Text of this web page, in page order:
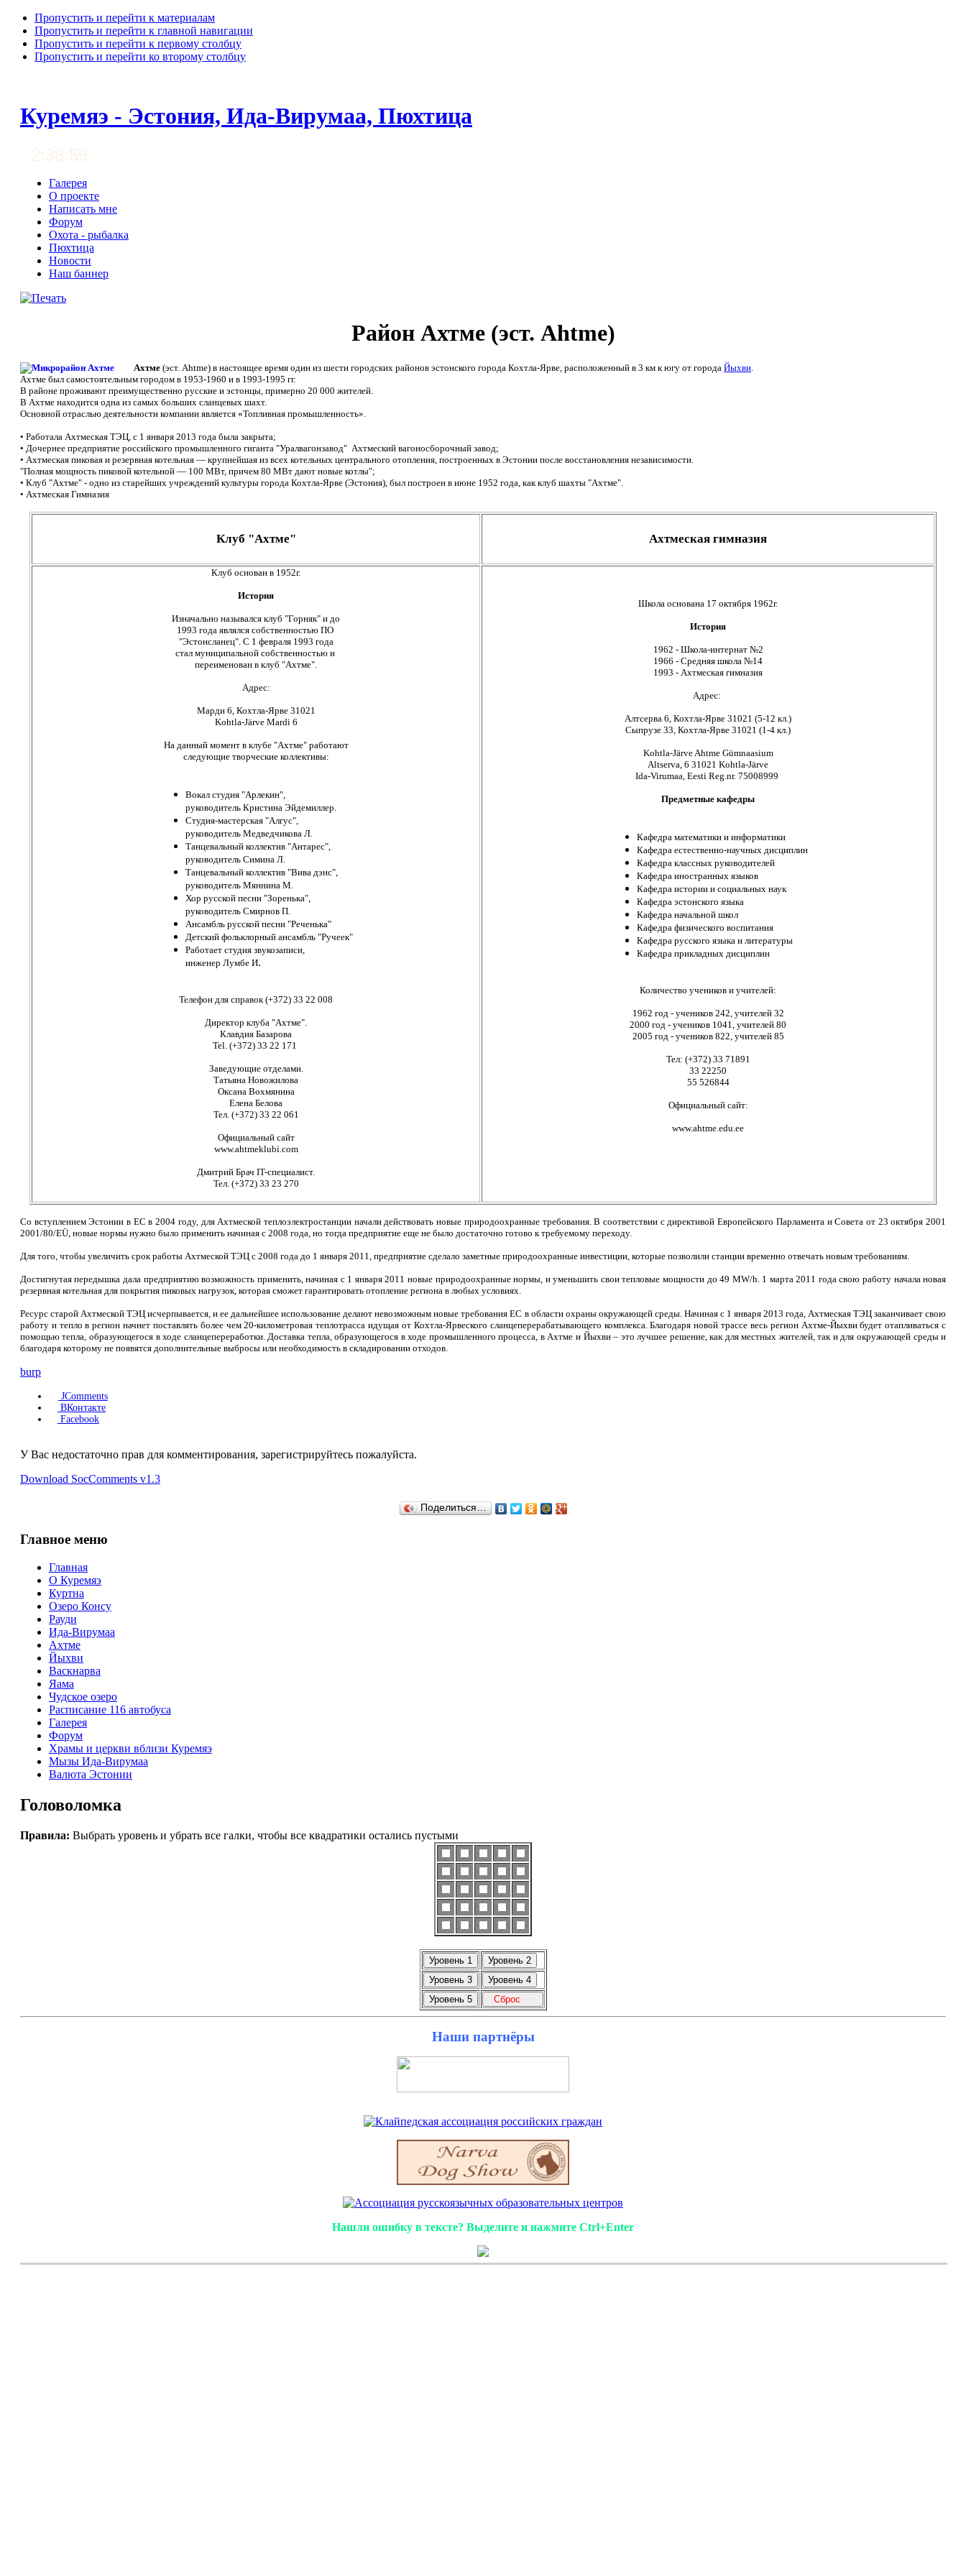
Пропустить и перейти к материалам
Пропустить и перейти к главной навигации
Пропустить и перейти к первому столбцу
Пропустить и перейти ко второму столбцу
Куремяэ - Эстония, Ида-Вирумаа, Пюхтица
2:39:00
Галерея
О проекте
Написать мне
Форум
Охота - рыбалка
Пюхтица
Новости
Наш баннер
Район Ахтме (эст. Ahtme)
Ахтме(эст. Ahtme) в настоящее время один из шести городских районов эстонского города Кохтла-Ярве, расположенный в 3 км к югу от города Йыхви.
Ахтме был самостоятельным городом в 1953-1960 и в 1993-1995 гг.
В районе проживают преимущественно русские и эстонцы, примерно 20 000 жителей.
В Ахтме находится одна из самых больших сланцевых шахт.
Основной отраслью деятельности компании является «Топливная промышленность».
• Работала Ахтмеская ТЭЦ, с 1 января 2013 года была закрыта;
• Дочернее предприятие российского промышленного гиганта "Уралвагонзавод" Ахтмеский вагоносборочный завод;
• Ахтмеская пиковая и резервная котельная — крупнейшая из всех котельных центрального отопления, построенных в Эстонии после восстановления независимости.
"Полная мощность пиковой котельной — 100 МВт, причем 80 МВт дают новые котлы";
• Клуб "Ахтме" - одно из старейших учреждений культуры города Кохтла-Ярве (Эстония), был построен в июне 1952 года, как клуб шахты "Ахтме".
• Ахтмеская Гимназия
Клуб "Ахтме" Ахтмеская гимназия
Клуб основан в 1952г.
История
Изначально назывался клуб "Горняк" и до
1993 года являлся собственностью ПО
"Эстонсланец". С 1 февраля 1993 года
стал муниципальной собственностью и
переименован в клуб "Ахтме".
Адрес:
Марди 6, Кохтла-Ярве 31021
Kohtla-Järve Mardi 6
На данный момент в клубе "Ахтме" работают
следующие творческие коллективы:
Вокал студия "Арлекин",
руководитель Кристина Эйдемиллер.
Студия-мастерская "Алгус",
руководитель Медведчикова Л.
Танцевальный коллектив "Антарес",
руководитель Симина Л.
Танцевальный коллектив "Вива дэнс",
руководитель Мяннина М.
Хор русской песни "Зоренька",
руководитель Смирнов П.
Ансамбль русской песни "Реченька"
Детский фольклорный ансамбль "Ручеек"
Работает студия звукозаписи,
инженер Лумбе И.
Телефон для справок (+372) 33 22 008
Директор клуба "Ахтме".
Клавдия Базарова
Tel. (+372) 33 22 171
Заведующие отделами.
Татьяна Новожилова
Оксана Вохмянина
Елена Белова
Тел. (+372) 33 22 061
Официальный сайт
www.ahtmeklubi.com
Дмитрий Брач IT-специалист.
Тел. (+372) 33 23 270
Школа основана 17 октября 1962г.
История
1962 - Школа-интернат №2
1966 - Средняя школа №14
1993 - Ахтмеская гимназия
Адрес:
Алтсерва 6, Кохтла-Ярве 31021 (5-12 кл.)
Сыпрузе 33, Кохтла-Ярве 31021 (1-4 кл.)
Kohtla-Järve Ahtme Gümnaasium
Altserva, 6 31021 Kohtla-Järve
Ida-Virumaa, Eesti Reg.nr. 75008999
Предметные кафедры
Кафедра математики и информатики
Кафедра естественно-научных дисциплин
Кафедра классных руководителей
Кафедра иностранных языков
Кафедра истории и социальных наук
Кафедра эстонского языка
Кафедра начальной школ
Кафедра физического воспитания
Кафедра русского языка и литературы
Кафедра прикладных дисциплин
Количество учеников и учителей:
1962 год - учеников 242, учителей 32
2000 год - учеников 1041, учителей 80
2005 год - учеников 822, учителей 85
Тел: (+372) 33 71891
33 22250
55 526844
Официальный сайт:
www.ahtme.edu.ee
Со вступлением Эстонии в ЕС в 2004 году, для Ахтмеской теплоэлектростанции начали действовать новые природоохранные требования. В соответствии с директивой Европейского Парламента и Совета от 23 октября 2001
2001/80/EÜ, новые нормы нужно было применить начиная с 2008 года, но тогда предприятие еще не было достаточно готово к требуемому переходу.
Для того, чтобы увеличить срок работы Ахтмеской ТЭЦ с 2008 года до 1 января 2011, предприятие сделало заметные природоохранные инвестиции, которые позволили станции временно отвечать новым требованиям.
Достигнутая передышка дала предприятию возможность применить, начиная с 1 января 2011 новые природоохранные нормы, и уменьшить свои тепловые мощности до 49 MW/h. 1 марта 2011 года свою работу начала новая
резервная котельная для покрытия пиковых нагрузок, которая сможет гарантировать отопление региона в любых условиях.
Ресурс старой Ахтмеской ТЭЦ исчерпывается, и ее дальнейшее использование делают невозможным новые требования ЕС в области охраны окружающей среды. Начиная с 1 января 2013 года, Ахтмеская ТЭЦ заканчивает свою
работу и тепло в регион начнет поставлять более чем 20-километровая теплотрасса идущая от Кохтла-Ярвеского сланцеперерабатывающего комплекса. Благодаря новой трассе весь регион Ахтме-Йыхви будет отапливаться с
помощью тепла, образующегося в ходе сланцепереработки. Доставка тепла, образующегося в ходе промышленного процесса, в Ахтме и Йыхви – это лучшее решение, как для местных жителей, так и для окружающей среды и
благодаря которому не появятся дополнительные выбросы или необходимость в складировании отходов.
burp
JComments
ВКонтакте
Facebook
У Вас недостаточно прав для комментирования, зарегистрируйтесь пожалуйста.
Download SocComments v1.3
Поделиться…
Главное меню
Главная
О Куремяэ
Куртна
Озеро Консу
Рауди
Ида-Вирумаа
Ахтме
Йыхви
Васкнарва
Яама
Чудское озеро
Расписание 116 автобуса
Галерея
Форум
Храмы и церкви вблизи Куремяэ
Мызы Ида-Вирумаа
Валюта Эстонии
Головоломка
Правила: Выбрать уровень и убрать все галки, чтобы все квадратики остались пустыми
Наши партнёры
Нашли ошибку в тексте? Выделите и нажмите Ctrl+Enter